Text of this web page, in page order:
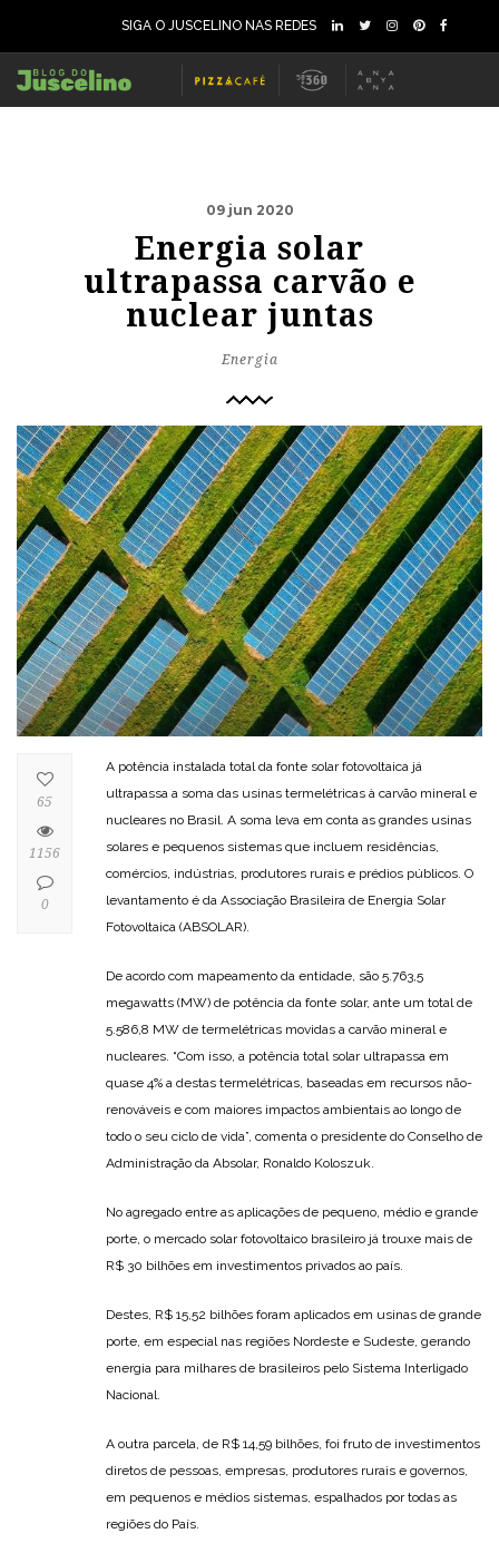
SIGA O JUSCELINO NAS REDES
09 jun 2020
Energia solar
ultrapassa carvão e
nuclear juntas
Energia
A potência instalada total da fonte solar fotovoltaica já
ultrapassa a soma das usinas termelétricas à carvão mineral e
nucleares no Brasil. A soma leva em conta as grandes usinas
solares e pequenos sistemas que incluem residências,
comércios, indústrias, produtores rurais e prédios públicos. O
levantamento é da Associação Brasileira de Energia Solar
Fotovoltaica (ABSOLAR).
De acordo com mapeamento da entidade, são 5.763,5
megawatts (MW) de potência da fonte solar, ante um total de
5.586,8 MW de termelétricas movidas a carvão mineral e
nucleares. “Com isso, a potência total solar ultrapassa em
quase 4% a destas termelétricas, baseadas em recursos não-
renováveis e com maiores impactos ambientais ao longo de
todo o seu ciclo de vida”, comenta o presidente do Conselho de
Administração da Absolar, Ronaldo Koloszuk.
No agregado entre as aplicações de pequeno, médio e grande
porte, o mercado solar fotovoltaico brasileiro já trouxe mais de
R$ 30 bilhões em investimentos privados ao país.
Destes, R$ 15,52 bilhões foram aplicados em usinas de grande
porte, em especial nas regiões Nordeste e Sudeste, gerando
energia para milhares de brasileiros pelo Sistema Interligado
Nacional.
A outra parcela, de R$ 14,59 bilhões, foi fruto de investimentos
diretos de pessoas, empresas, produtores rurais e governos,
em pequenos e médios sistemas, espalhados por todas as
regiões do País.
65
1156
0